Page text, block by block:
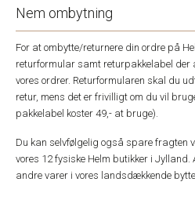
Nem ombytning
For at ombytte/returnere din ordre på
returformular samt returpakkelabel der
vores ordrer. Returformularen skal du
retur, mens det er frivilligt om du vil
pakkelabel koster 49,- at bruge).
Du kan selvfølgelig også spare fragten
vores 12 fysiske Helm butikker i Jylland.
andre varer i vores landsdækkende